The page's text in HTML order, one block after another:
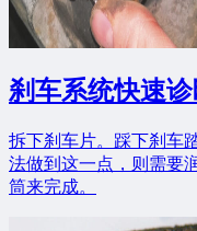
刹车系统快速
拆下刹车片。踩下刹车
法做到这一点，则需要
筒来完成。